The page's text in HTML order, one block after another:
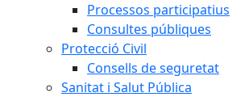
Processos participatius
Consultes públiques
Protecció Civil
Consells de seguretat
Sanitat i Salut Pública